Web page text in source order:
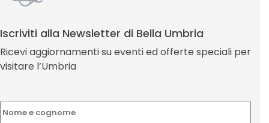
Iscriviti alla Newsletter di Bella Umbria
Ricevi aggiornamenti su eventi ed offerte speciali per
visitare l’Umbria